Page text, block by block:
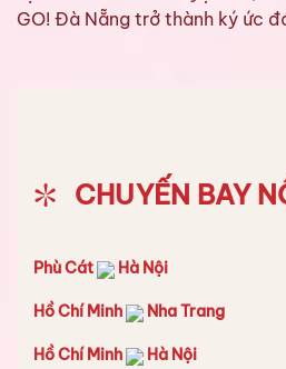
GO! Đà Nẵng trở thành ký ức
CHUYẾN BAY
Phù Cát Hà Nội
Hồ Chí Minh Nha Trang
Hồ Chí Minh Hà Nội